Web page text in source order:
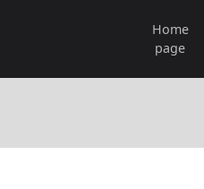
Home
page